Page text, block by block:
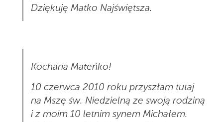
Dziękuję Matko Najświętsza.
Kochana Mateńko!
10 czerwca 2010 roku przyszłam tutaj
na Mszę św. Niedzielną ze swoją rodziną
i z moim 10 letnim synem Michałem.